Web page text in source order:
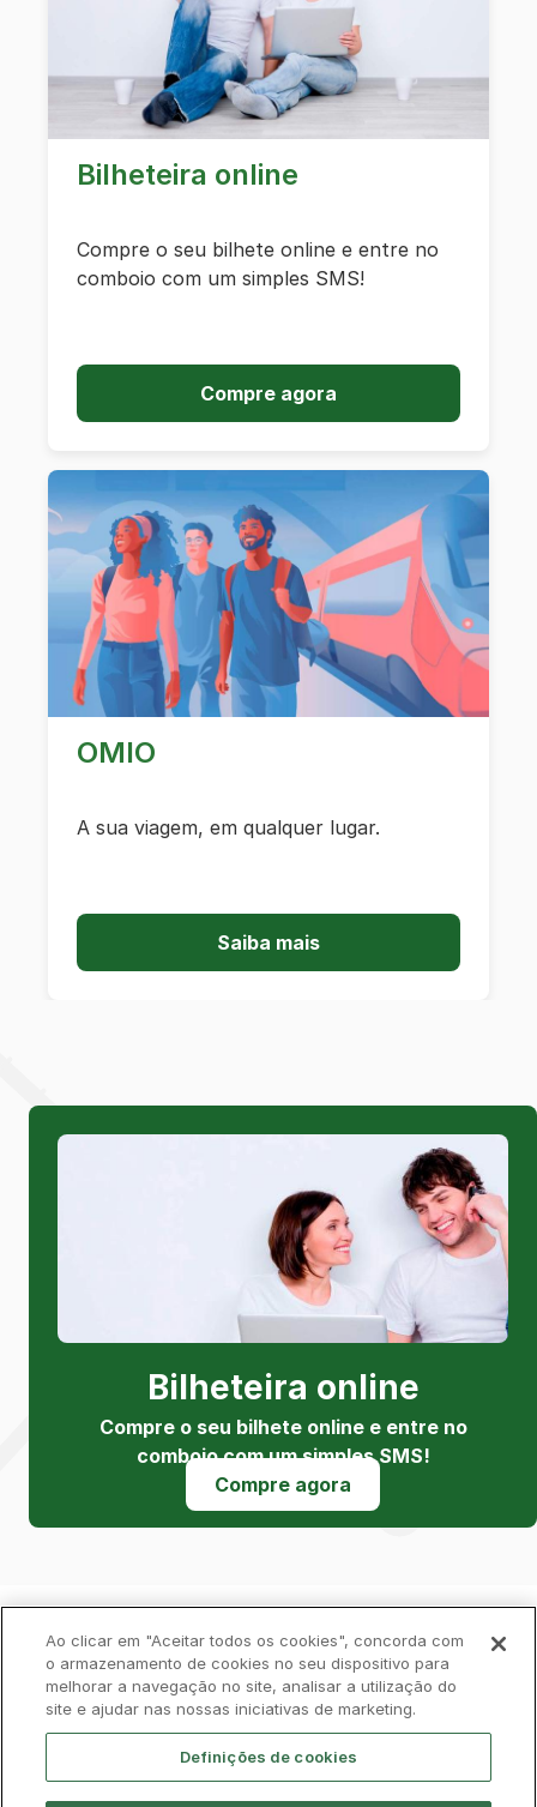
Bilheteira online
Compre o seu bilhete online e entre no
comboio com um simples SMS!
Compre agora
OMIO
A sua viagem, em qualquer lugar.
Saiba mais
Bilheteira online
Compre o seu bilhete online e entre no
comboio com um simples SMS!
Compre agora
Política de Privacidade Livro de Reclamações
Cookies Aviso Legal Acessibilidade
Ao clicar em "Aceitar todos os cookies", concorda com
o armazenamento de cookies no seu dispositivo para
melhorar a navegação no site, analisar a utilização do
site e ajudar nas nossas iniciativas de marketing.
Definições de cookies